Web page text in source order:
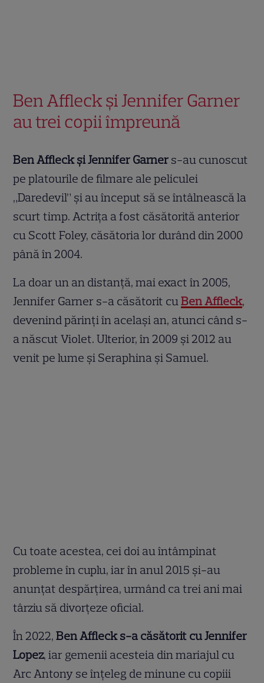
Ben Affleck și Jennifer Garner
au trei copii împreună
Ben Affleck și Jennifer Garner s-au cunoscut
pe platourile de filmare ale peliculei
„Daredevil” și au început să se întâlnească la
scurt timp. Actrița a fost căsătorită anterior
cu Scott Foley, căsătoria lor durând din 2000
până în 2004.
La doar un an distanță, mai exact în 2005,
Jennifer Garner s-a căsătorit cuBen Affleck,
devenind părinți în același an, atunci când s-
a născut Violet. Ulterior, în 2009 și 2012 au
venit pe lume și Seraphina și Samuel.
Cu toate acestea, cei doi au întâmpinat
probleme în cuplu, iar în anul 2015 și-au
anunțat despărțirea, urmând ca trei ani mai
târziu să divorțeze oficial.
În 2022,Ben Affleck s-a căsătorit cu Jennifer
Lopez, iar gemenii acesteia din mariajul cu
Arc Antony se înțeleg de minune cu copiii